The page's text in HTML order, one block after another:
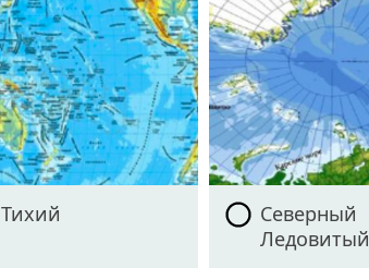
Тихий
Северный
Ледовитый